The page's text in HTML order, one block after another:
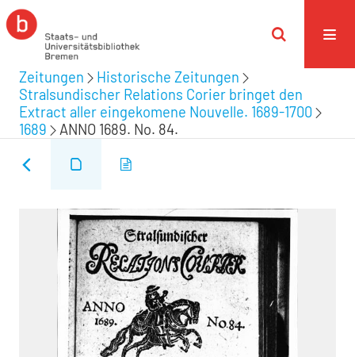
Zeitungen
Historische Zeitungen
Stralsundischer Relations Corier bringet den
Extract aller eingekomene Nouvelle. 1689-1700
1689
ANNO 1689. No. 84.